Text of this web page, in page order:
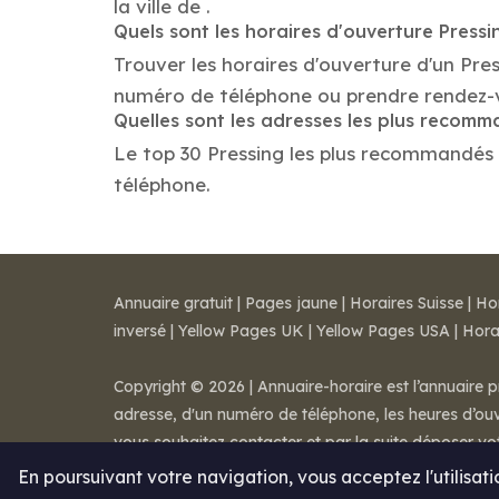
la ville de .
Quels sont les horaires d'ouverture
Trouver les horaires d'ouverture d'un
numéro de téléphone ou prendre rendez-
Quelles sont les adresses les plus
Le top 30 Pressing les plus
téléphone.
En poursuivant votre navigation, vous acceptez
Annuaire gratuit | Pages jaune | Horaires Suisse |
inversé | Yellow Pages UK | Yellow Pages USA |
Copyright © 2026 | Annuaire-horaire est l’annuaire
adresse, d'un numéro de téléphone, les heures
vous souhaitez contacter et par la suite déposer
Mentions légales-Conditions de ventes- Contact